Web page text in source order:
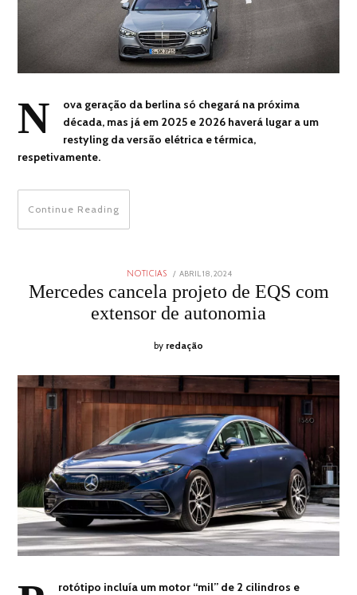
N
ova geração da berlina só chegará na próxima
década, mas já em 2025 e 2026 haverá lugar a um
restyling da versão elétrica e térmica,
respetivamente.
Continue Reading
NOTICIAS
POSTED
ABRIL 18, 2024
18,
2024
Mercedes cancela projeto de EQS com
extensor de autonomia
by redação
rotótipo incluía um motor “mil” de 2 cilindros e